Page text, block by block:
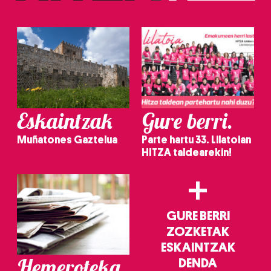
Eskaintzak
Muñatones Gaztelua
Gure berri.
Parte hartu 33. Lilatoian
HITZA taldearekin!
+
GURE BERRI
ZOZKETAK
ESKAINTZAK
DENDA